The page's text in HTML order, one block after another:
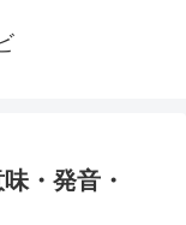
・発音・